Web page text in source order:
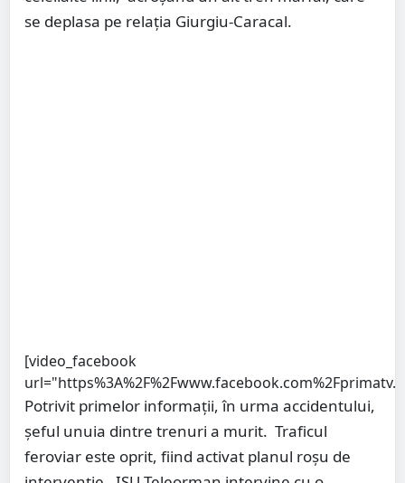
se deplasa pe relaţia Giurgiu-Caracal.
[video_facebook
Potrivit primelor informaţii, în urma accidentului,
şeful unuia dintre trenuri a murit. Traficul
feroviar este oprit, fiind activat planul roşu de